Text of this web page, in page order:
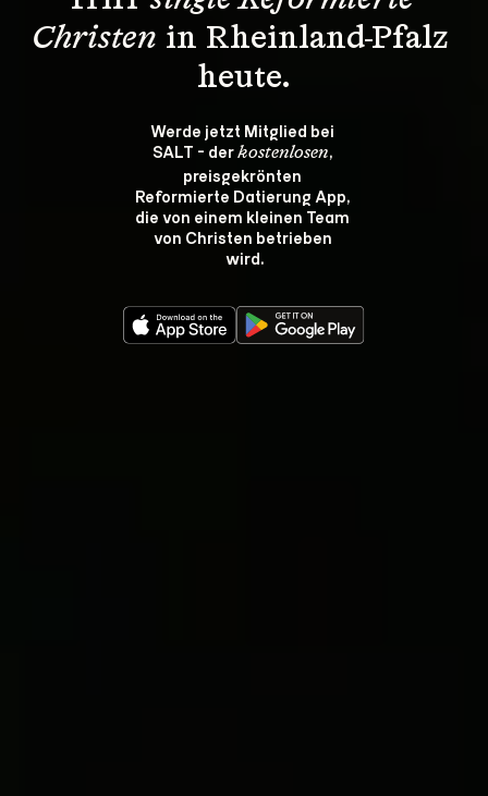
Christen in Rheinland-Pfalz
heute.
Werde jetzt Mitglied bei
SALT - der kostenlosen,
preisgekrönten
Reformierte Datierung App,
die von einem kleinen Team
von Christen betrieben
wird.